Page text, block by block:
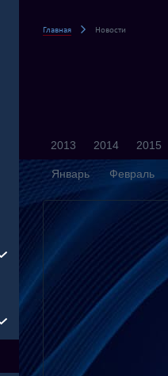
Главная Новости
2013 2014 2015
Январь Февраль